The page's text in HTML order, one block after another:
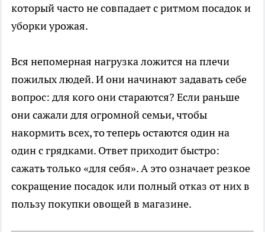
который часто не совпадает с ритмом посадок и
уборки урожая.
Вся непомерная нагрузка ложится на плечи
пожилых людей. И они начинают задавать себе
вопрос: для кого они стараются? Если раньше
они сажали для огромной семьи, чтобы
накормить всех, то теперь остаются один на
один с грядками. Ответ приходит быстро:
сажать только «для себя». А это означает резкое
сокращение посадок или полный отказ от них в
пользу покупки овощей в магазине.